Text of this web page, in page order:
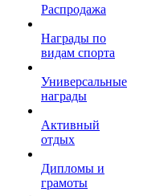
Распродажа
Награды по
видам спорта
Универсальные
награды
Активный
отдых
Дипломы и
грамоты